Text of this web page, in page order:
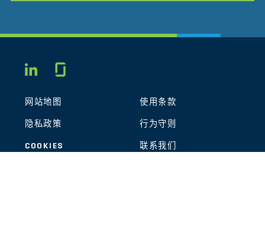
LINKEDIN
网站地图 使用条款
隐私政策 行为守则
COOKIES 联系我们